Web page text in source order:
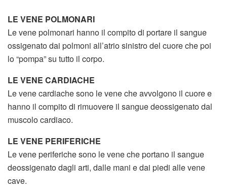
LE VENE POLMONARI
Le vene polmonari hanno il compito di portare il sangue
ossigenato dai polmoni all’atrio sinistro del cuore che poi
lo “pompa” su tutto il corpo.
LE VENE CARDIACHE
Le vene cardiache sono le vene che avvolgono il cuore e
hanno il compito di rimuovere il sangue deossigenato dal
muscolo cardiaco.
LE VENE PERIFERICHE
Le vene periferiche sono le vene che portano il sangue
deossigenato dagli arti, dalle mani e dai piedi alle vene
cave.